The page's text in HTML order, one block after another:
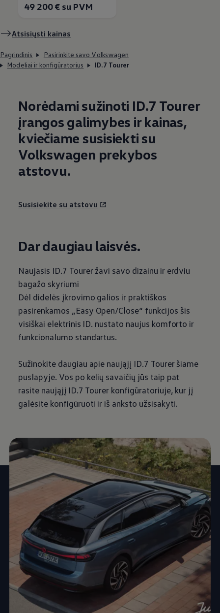
49 200 € su PVM
Atsisiųsti kainas
Pagrindinis
Pasirinkite savo Volkswagen
Modeliai ir konfigūratorius
ID.7 Tourer
Norėdami sužinoti ID.7 Tourer
įrangos galimybes ir kainas,
kviečiame susisiekti su
Volkswagen prekybos
atstovu.
Susisiekite su atstovu
Dar daugiau laisvės.
Naujasis ID.7 Tourer žavi savo dizainu ir erdviu
bagažo skyriumi
Dėl didelės įkrovimo galios ir praktiškos
pasirenkamos „Easy Open/Close“ funkcijos šis
visiškai elektrinis ID. nustato naujus komforto ir
funkcionalumo standartus.
Sužinokite daugiau apie naująjį ID.7 Tourer šiame
puslapyje. Vos po kelių savaičių jūs taip pat
rasite naująjį ID.7 Tourer konfigūratoriuje, kur jį
galėsite konfigūruoti ir iš anksto užsisakyti.